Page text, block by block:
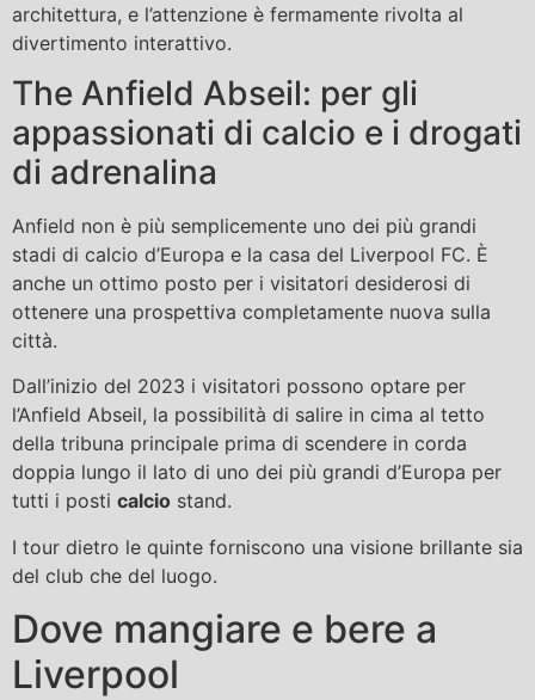
architettura, e l’attenzione è fermamente rivolta al
divertimento interattivo.
The Anfield Abseil: per gli
appassionati di calcio e i drogati
di adrenalina
Anfield non è più semplicemente uno dei più grandi
stadi di calcio d’Europa e la casa del Liverpool FC. È
anche un ottimo posto per i visitatori desiderosi di
ottenere una prospettiva completamente nuova sulla
città.
Dall’inizio del 2023 i visitatori possono optare per
l’Anfield Abseil, la possibilità di salire in cima al tetto
della tribuna principale prima di scendere in corda
doppia lungo il lato di uno dei più grandi d’Europa per
tutti i posti calcio stand.
I tour dietro le quinte forniscono una visione brillante sia
del club che del luogo.
Dove mangiare e bere a
Liverpool